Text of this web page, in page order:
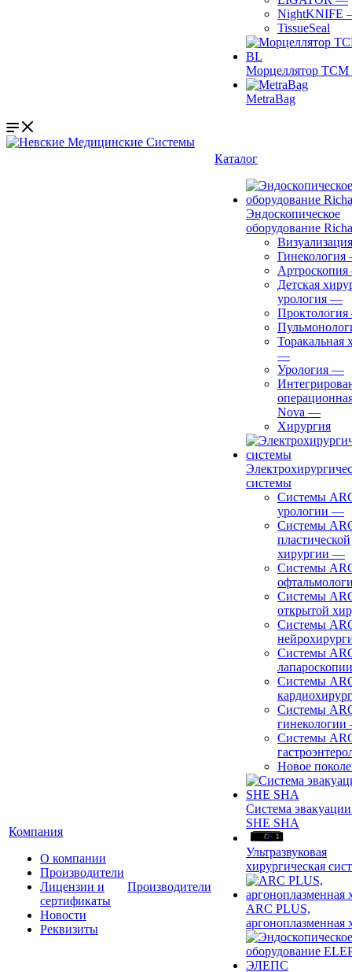
NightKNIFE
TissueSeal
Морцеллятор ТСМ
MetraBag
Компания
О компании
Производители
Лицензии и
сертификаты
Новости
Реквизиты
Производители
Каталог
Эндоскопическое
оборудование
Визуализация
Гинекология
Артроскопия
Детская
урология —
Проктология
Торакальная
—
Урология —
Nova —
Хирургия
системы
Системы
урологии —
Системы
пластической
хирургии —
Системы
Системы
открытой
Системы
Системы
лапароскопии
Системы
Системы
гинекологии
Системы
Новое
Система
SHE SHA
Ультразвуковая
хирургическая
ARC PLUS,
аргоноплазменная